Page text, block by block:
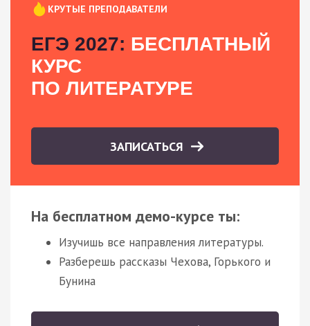
КРУТЫЕ ПРЕПОДАВАТЕЛИ
ЕГЭ 2027: БЕСПЛАТНЫЙ
КУРС
ПО ЛИТЕРАТУРЕ
ЗАПИСАТЬСЯ
На бесплатном демо-курсе ты:
Изучишь все направления литературы.
Разберешь рассказы Чехова, Горького и
Бунина